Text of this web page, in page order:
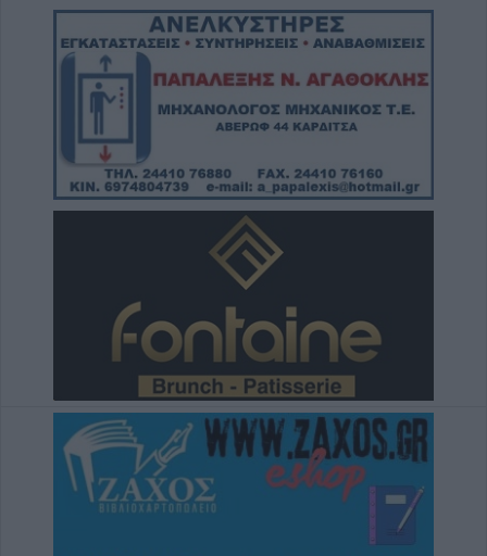
την διοίκηση του ΕΛΓΑ για τους
χαλαζόπληκτους παραγωγούς της Π.Ε.
Λάρισας
4 Αυγούστου 2026, 19:12
Ψήφισμα της "Πανθεσσαλικής Στέγης" για
τον αδόκητο θάνατο της Ευαγγελίας Τσιώρα
4 Αυγούστου 2026, 18:34
Πρόταση χρηματοδότησης ύψους 440.000
ευρώ για αποκαταστάσεις θα υποβάλει ο
Δήμος Λίμνης Πλαστήρα
Υπεγράφη η απόφαση με την
οριστικοποίηση λειτουργίας των τμημάτων
ΕΠΑΛ & ολιγομελών στη Θεσσαλία για την
σχολική χρονιά 2026-27
4 Αυγούστου 2026, 17:31
Την Τετάρτη 5 Αυγούστου η κηδεία της
Μαρίκας Πατούνη
4 Αυγούστου 2026, 17:17
Υπογράφηκε η σύμβαση για τις κατεδαφίσεις